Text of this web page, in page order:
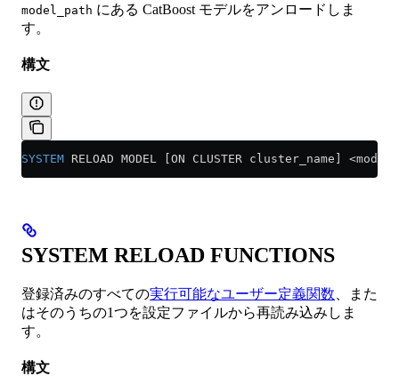
model_path にある CatBoost モデルをアンロードしま
す。
構文
SYSTEM RELOAD MODEL [ON CLUSTER cluster_name] <
SYSTEM RELOAD FUNCTIONS
登録済みのすべての実行可能なユーザー定義関数 、また
はそのうちの1つを設定ファイルから再読み込みしま
す。
構文